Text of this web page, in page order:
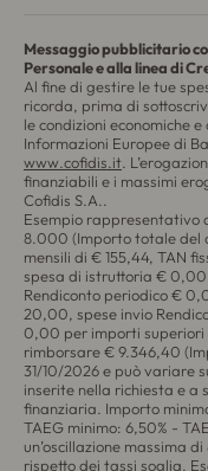
Messaggio pubblicitario
Personale e alla linea di
Al fine di gestire le tue
ricorda, prima di
le condizioni economiche
Informazioni Europee di
www.cofidis.it .
finanziabili e i massimi
Cofidis S.A..
Esempio rappresentativo
8.000 (Importo totale del
mensili di € 155,44, TAN
spesa di istruttoria €
Rendiconto periodico €
20,00, spese invio
0,00 per importi superiori
rimborsare € 9.346,40
31/10/2026 e può variare
inserite nella richiesta e a
finanziaria. Importo
TAEG minimo: 6,50% -
un’oscillazione massima
rispetto dei tassi soglia.